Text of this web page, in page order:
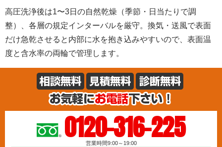
高圧洗浄後は1〜3日の自然乾燥（季節・日当たりで調
整）、各層の規定インターバルを厳守。換気・送風で表面
だけ急乾させると内部に水を抱き込みやすいので、表面温
度と含水率の両輪で管理します。
0120-316-225
営業時間9:00～19:00